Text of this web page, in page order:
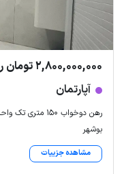
2,800,000,000 تومان رهن
آپارتمان
رهن دوخواب ۱۵۰ متری تک واحدی
بوشهر
مشاهده جزییات